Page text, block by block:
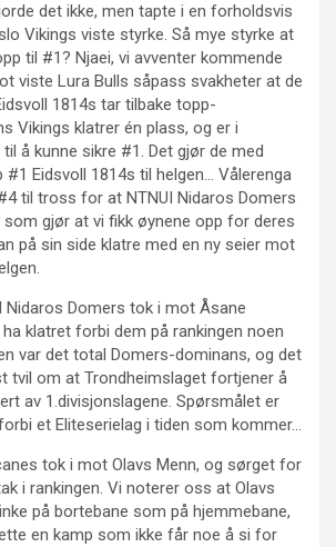
det ikke, men tapte i en forholdsvis
Vikings viste styrke. Så mye styrke at
til #1? Njaei, vi avventer kommende
viste Lura Bulls såpass svakheter at de
1814s tar tilbake topp-
Vikings klatrer én plass, og er i
å kunne sikre #1. Det gjør de med
Eidsvoll 1814s til helgen… Vålerenga
til tross for at NTNUI Nidaros Domers
gjør at vi fikk øynene opp for deres
på sin side klatre med en ny seier mot
Nidaros Domers tok i mot Åsane
klatret forbi dem på rankingen noen
var det total Domers-dominans, og det
tvil om at Trondheimslaget fortjener å
av 1.divisjonslagene. Spørsmålet er
et Eliteserielag i tiden som kommer…
tok i mot Olavs Menn, og sørget for
i rankingen. Vi noterer oss at Olavs
på bortebane som på hjemmebane,
en kamp som ikke får noe å si for